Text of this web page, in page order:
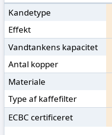
Kandetype
Effekt
Vandtankens kapacitet
Antal kopper
Materiale
Type af kaffefilter
ECBC certificeret